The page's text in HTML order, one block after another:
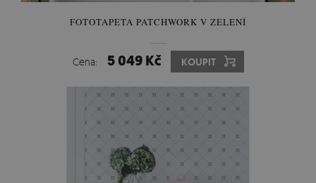
FOTOTAPETA PATCHWORK V ZELENÍ
Cena: 5 049 Kč KOUPIT